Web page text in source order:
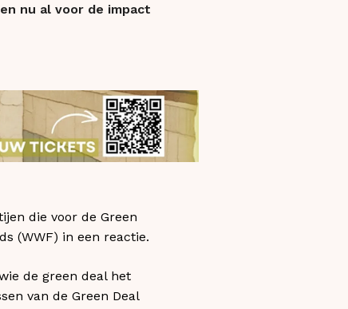
nu al voor de impact
die voor de Green
(WWF) in een reactie.
de green deal het
van de Green Deal